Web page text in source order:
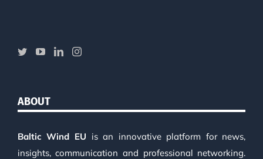
ABOUT
Baltic Wind EU is an innovative platform for news,
insights, communication and professional networking.